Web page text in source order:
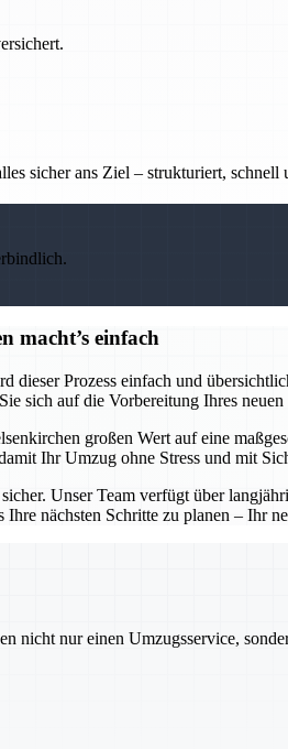
sicher ans Ziel – strukturiert, schnell
macht’s einfach
Prozess einfach und
sich auf die Vorbereitung Ihres
großen Wert auf eine
Ihr Umzug ohne Stress und mit
Unser Team verfügt über
nächsten Schritte zu planen – Ihr
nicht nur einen Umzugsservice,